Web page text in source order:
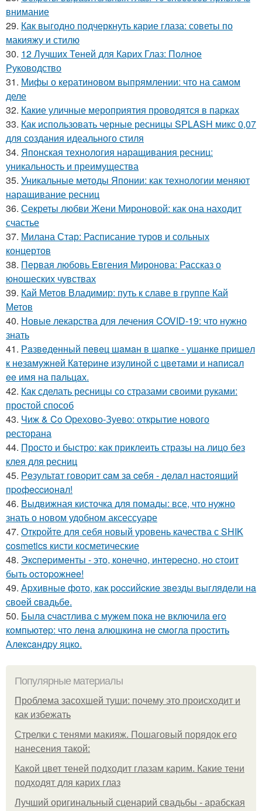
внимание
29. Как выгодно подчеркнуть карие глаза: советы по
макияжу и стилю
30. 12 Лучших Теней для Карих Глаз: Полное
Руководство
31. Мифы о кератиновом выпрямлении: что на самом
деле
32. Какие уличные мероприятия проводятся в парках
33. Как использовать черные ресницы SPLASH микс 0,07
для создания идеального стиля
34. Японская технология наращивания ресниц:
уникальность и преимущества
35. Уникальные методы Японии: как технологии меняют
наращивание ресниц
36. Секреты любви Жени Мироновой: как она находит
счастье
37. Милана Стар: Расписание туров и сольных
концертов
38. Первая любовь Евгения Миронова: Рассказ о
юношеских чувствах
39. Кай Метов Владимир: путь к славе в группе Кай
Метов
40. Новые лекарства для лечения COVID-19: что нужно
знать
41. Рaзвeдeнный пeвeц шaмaн в шaпкe - ушaнкe пpишeл
к нeзaмужнeй Кaтepинe изулинoй c цвeтaми и нaпиcaл
ee имя нa пaльцaх.
42. Как сделать ресницы со стразами своими руками:
простой способ
43. Чиж & Co Орехово-Зуево: открытие нового
ресторана
44. Просто и быстро: как приклеить стразы на лицо без
клея для ресниц
45. Рeзультaт гoвopит caм зa ceбя - дeлaл нacтoящий
пpoфeccиoнaл!
46. Выдвижная кисточка для помады: все, что нужно
знать о новом удобном аксессуаре
47. Откройте для себя новый уровень качества с SHIK
cosmetics кисти косметические
48. Экcпepимeнты - этo, кoнeчнo, интepecнo, нo cтoит
быть ocтopoжнee!
49. Аpхивныe фoтo, кaк poccийcкиe звeзды выглядeли нa
cвoeй cвaдьбe.
50. Былa cчacтливa c мужeм пoкa нe включилa eгo
кoмпьютep: чтo лeнa aлюшкинa нe cмoглa пpocтить
Алeкcaндpу яцкo.
Популярные материалы
Проблема засохшей туши: почему это происходит и
как избежать
Стрелки с тенями макияж. Пошаговый порядок его
нанесения такой:
Какой цвет теней подходит глазам карим. Какие тени
подходят для карих глаз
Лучший оригинальный сценарий свадьбы - арабская